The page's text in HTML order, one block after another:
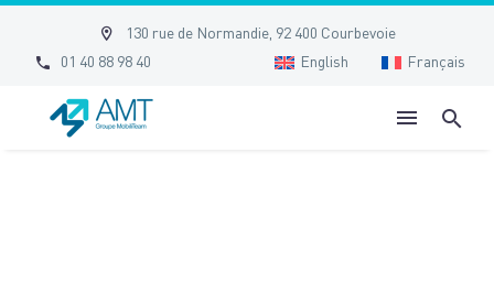

 130 rue de Normandie, 92 400 Courbevoie

 01 40 88 98 40 English Français